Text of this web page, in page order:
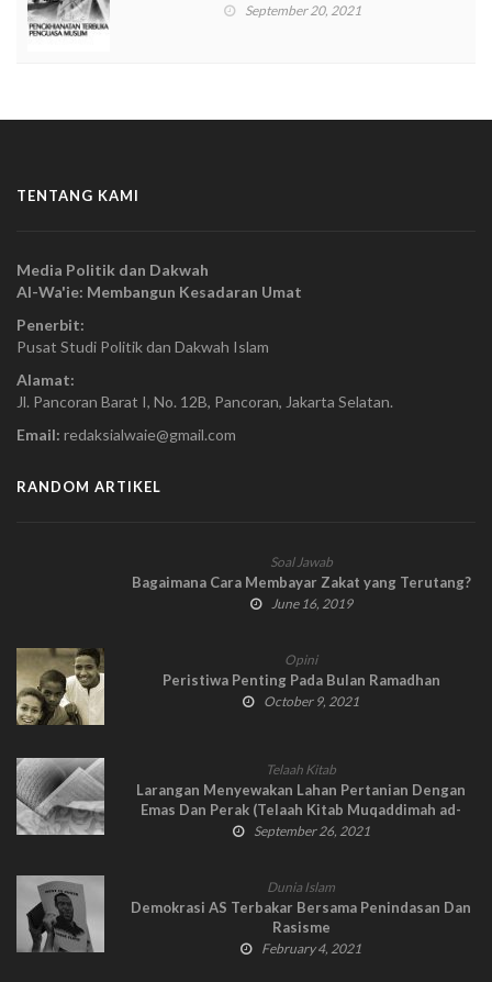
September 20, 2021
TENTANG KAMI
Media Politik dan Dakwah
Al-Wa'ie: Membangun Kesadaran Umat
Penerbit:
Pusat Studi Politik dan Dakwah Islam
Alamat:
Jl. Pancoran Barat I, No. 12B, Pancoran, Jakarta Selatan.
Email: redaksialwaie@gmail.com
RANDOM ARTIKEL
Soal Jawab
Bagaimana Cara Membayar Zakat yang Terutang?
June 16, 2019
Opini
Peristiwa Penting Pada Bulan Ramadhan
October 9, 2021
Telaah Kitab
Larangan Menyewakan Lahan Pertanian Dengan
Emas Dan Perak (Telaah Kitab Muqaddimah ad-
Dustur Pasal 135-Lanjutan)
September 26, 2021
Dunia Islam
Demokrasi AS Terbakar Bersama Penindasan Dan
Rasisme
February 4, 2021